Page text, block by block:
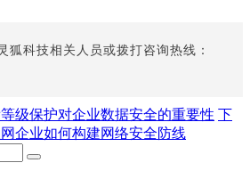
狐科技相关人员或拨打咨询热线：
级保护对企业数据安全的重要性 下
企业如何构建网络安全防线